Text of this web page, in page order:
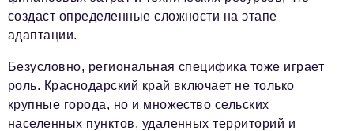
создаст определенные сложности на этапе
адаптации.
Безусловно, региональная специфика тоже играет
роль. Краснодарский край включает не только
крупные города, но и множество сельских
населенных пунктов, удаленных территорий и